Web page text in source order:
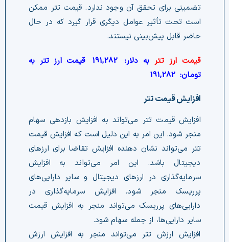
تضمینی برای تحقق آن وجود ندارد. قیمت تتر ممکن
است تحت تأثیر عوامل دیگری قرار گیرد که در حال
حاضر قابل پیش‌بینی نیستند.
قیمت ارز تتربه دلار: 191,282
قیمت ارز تتر به
تومان: 191,282
افزایش قیمت تتر
افزایش قیمت تتر می‌تواند به افزایش بازدهی سهام
منجر شود. این امر به این دلیل است که افزایش قیمت
تتر می‌تواند نشان دهنده افزایش تقاضا برای ارزهای
دیجیتال باشد. این امر می‌تواند به افزایش
سرمایه‌گذاری در ارزهای دیجیتال و سایر دارایی‌های
پرریسک منجر شود. افزایش سرمایه‌گذاری در
دارایی‌های پرریسک می‌تواند منجر به افزایش قیمت
سایر دارایی‌ها، از جمله سهام شود.
افزایش ارزش تتر می‌تواند منجر به افزایش ارزش